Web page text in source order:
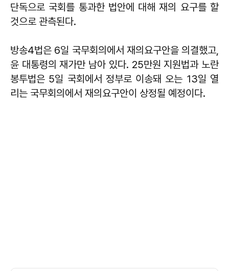
단독으로 국회를 통과한 법안에 대해 재의 요구를 할
것으로 관측된다.
방송4법은 6일 국무회의에서 재의요구안을 의결했고,
윤 대통령의 재가만 남아 있다. 25만원 지원법과 노란
봉투법은 5일 국회에서 정부로 이송돼 오는 13일 열
리는 국무회의에서 재의요구안이 상정될 예정이다.